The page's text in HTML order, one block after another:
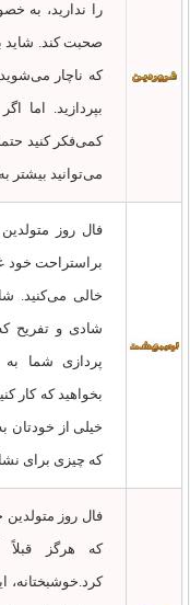
را ندارید، به
صحبت کند. شاید
که ناچار
بپردازید. اما
کمی‌فکر کنید
می‌توانید بیشتر
فال روز
براستراحت خود
خالی می‌کنید.
شادی و تفریح
پردازی شما به
بخواهید که کار
خیلی از خودتان
که چیزی برای
فال روز متولدین
که هرگز قبلاً
کرد.خوشبختانه،